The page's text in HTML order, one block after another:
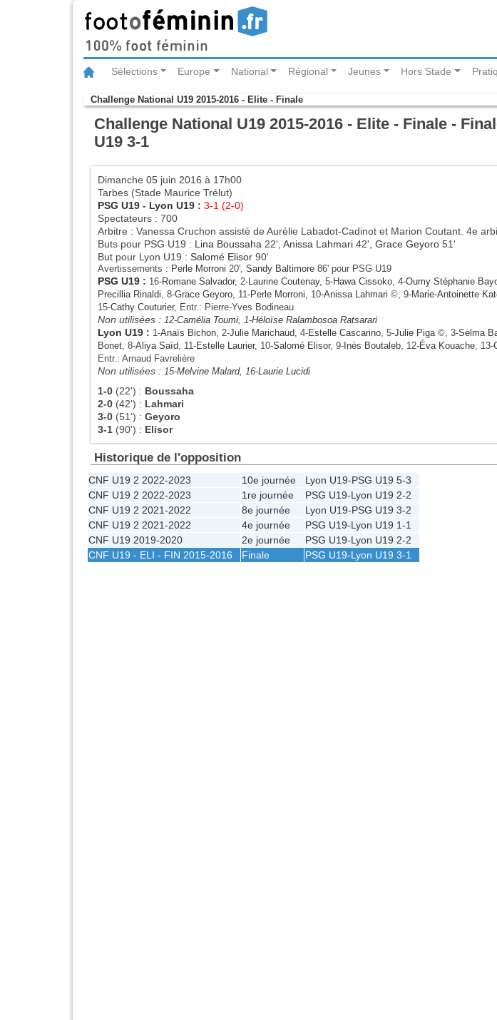
Sélections Europe National Régional Jeunes Hors Stade
Challenge National U19 2015-2016 - Elite - Finale
Challenge National U19 2015-2016 - Elite - Finale -
U19 3-1
Dimanche 05 juin 2016 à 17h00
Tarbes (Stade Maurice Trélut)
PSG U19 - Lyon U19 : 3-1 (2-0)
Spectateurs : 700
Arbitre : Vanessa Cruchon assisté de Aurélie Labadot-Cadinot et Marion Coutant. 4e
Buts pour PSG U19 : Lina Boussaha 22', Anissa Lahmari 42', Grace Geyoro 51'
But pour Lyon U19 : Salomé Elisor 90'
Avertissements : Perle Morroni 20', Sandy Baltimore 86' pour PSG U19
PSG U19 : 16-Romane Salvador, 2- Laurine Coutenay, 5-Hawa Cissoko , 4-Oumy Stéphanie
Precillia Rinaldi , 8-Grace Geyoro , 11-Perle Morroni , 10-Anissa Lahmari ©, 9-Marie-Antoinette
15-Cathy Couturier, Entr.: Pierre-Yves Bodineau
Non utilisées : 12-Camélia Toumi , 1-Héloïse Ralambosoa Ratsarari
Lyon U19 : 1-Anaïs Bichon , 2-Julie Marichaud , 4-Estelle Cascarino , 5-Julie Piga ©, 3-Selma
Bonet , 8-Aliya Saïd , 11-Estelle Laurier, 10-Salomé Elisor, 9- Inès Boutaleb , 12-Éva Kouache , 13-
Entr.: Arnaud Favrelière
Non utilisées : 15-Melvine Malard, 16-Laurie Lucidi
1-0 (22') : Boussaha
2-0 (42') : Lahmari
3-0 (51') : Geyoro
3-1 (90') : Elisor
Historique de l'opposition
CNF U19 2 2022-2023 10e journée Lyon U19-PSG U19 5-3
CNF U19 2 2022-2023
1re journée PSG U19-Lyon U19 2-2
CNF U19 2 2021-2022
8e journée Lyon U19-PSG U19 3-2
CNF U19 2 2021-2022
4e journée PSG U19-Lyon U19 1-1
CNF U19 2019-2020
2e journée PSG U19-Lyon U19 2-2
CNF U19 - ELI - FIN 2015-2016
Finale PSG U19-Lyon U19 3-1